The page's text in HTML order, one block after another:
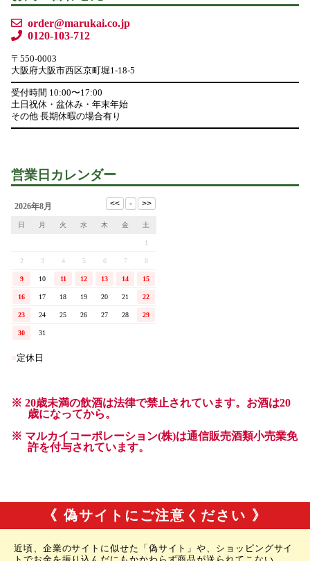
《 偽サイトにご注意ください 》
近頃、企業のサイトに似せた「偽サイト」や、ショッピングサイ